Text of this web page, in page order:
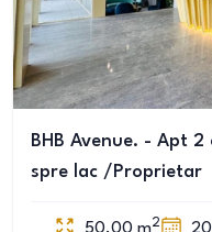
BHB Avenue. - Apt
spre lac /Proprietar
2